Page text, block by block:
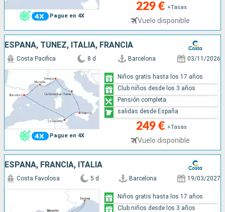
Pague en 4X
229 € +Tasas
Vuelo disponible
ESPAÑA, TÚNEZ, ITALIA, FRANCIA
Pague en 4X
Costa Pacifica 8 d Barcelona 03/11/2026
249 € +Tasas
Vuelo disponible
Niños gratis hasta los 17 años
Club niños desde los 3 años
Pensión completa
salidas desde España
ESPAÑA, FRANCIA, ITALIA
Costa Favolosa 5 d Barcelona 19/03/2027
Niños gratis hasta los 17 años
Club niños desde los 3 años